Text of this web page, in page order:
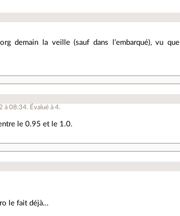
demain la veille (sauf dans l’embarqué), vu que
à 08:34. Évalué à4.
le 0.95 et le 1.0.
le fait déjà…